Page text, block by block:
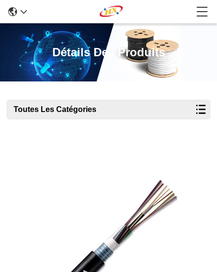
Détails Des Produits
Toutes Les Catégories